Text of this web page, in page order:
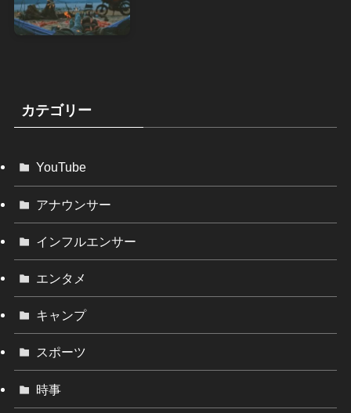
カテゴリー
YouTube
アナウンサー
インフルエンサー
エンタメ
キャンプ
スポーツ
時事